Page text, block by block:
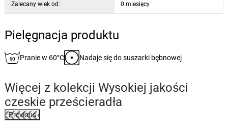
Zalecany wiek od: 0 miesięcy
Pielęgnacja produktu
Pranie w 60°C Nadaje się do suszarki bębnowej
Więcej z kolekcji Wysokiej jakości
czeskie prześcieradła
Previous